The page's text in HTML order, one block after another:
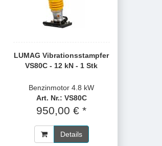
LUMAG Vibrationsstampfer
VS80C - 12 kN - 1 Stk
Benzinmotor 4.8 kW
Art. Nr.: VS80C
950,00 € *
Details